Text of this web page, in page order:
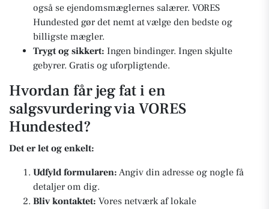
også se ejendomsmæglernes salærer. VORES
Hundested gør det nemt at vælge den bedste og
billigste mægler.
Trygt og sikkert: Ingen bindinger. Ingen skjulte
gebyrer. Gratis og uforpligtende.
Hvordan får jeg fat i en
salgsvurdering via VORES
Hundested?
Det er let og enkelt:
Udfyld formularen: Angiv din adresse og nogle få
detaljer om dig.
Bliv kontaktet: Vores netværk af lokale